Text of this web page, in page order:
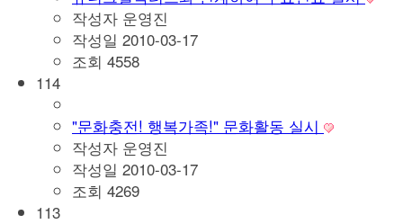
작성자 운영진
작성일 2010-03-17
조회 4558
114
"문화충전! 행복가족!" 문화활동 실시
작성자 운영진
작성일 2010-03-17
조회 4269
113